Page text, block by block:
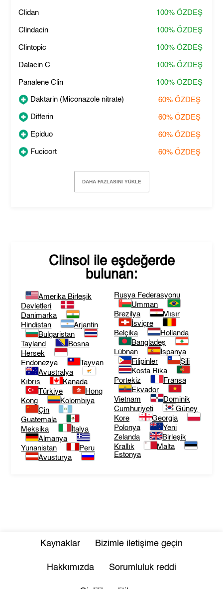
Clidan 100% ÖZDEŞ
Clindacin 100% ÖZDEŞ
Clintopic 100% ÖZDEŞ
Dalacin C 100% ÖZDEŞ
Panalene Clin 100% ÖZDEŞ
Daktarin (Miconazole nitrate) 60% ÖZDEŞ
Differin 60% ÖZDEŞ
Epiduo 60% ÖZDEŞ
Fucicort 60% ÖZDEŞ
DAHA FAZLASINI YÜKLE
Clinsol ile eşdeğerde
bulunan:
Amerika Birleşik
Devletleri
Danimarka
Hindistan
Arjantin
Bulgaristan
Tayland
Bosna
Hersek
Endonezya
Tayvan
Avustralya
Kıbrıs
Kanada
Türkiye
Hong
Kong
Kolombiya
Çin
Guatemala
Meksika
İtalya
Almanya
Yunanistan
Peru
Avusturya
Rusya Federasyonu
Umman
Brezilya
Mısır
İsviçre
Belçika
Hollanda
Bangladeş
Lübnan
İspanya
Filipinler
Şili
Kosta Rika
Portekiz
Fransa
Ekvador
Vietnam
Dominik
Cumhuriyeti
Güney
Kore
Georgia
Polonya
Yeni
Zelanda
Birleşik
Krallık
Malta
Estonya
Kaynaklar Bizimle iletişime geçin
Hakkımızda Sorumluluk reddi